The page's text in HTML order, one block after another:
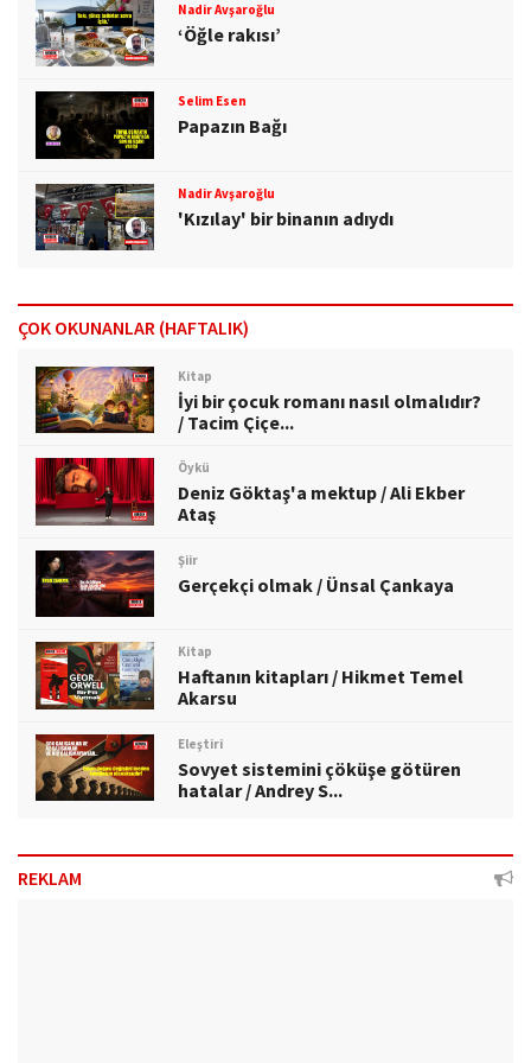
Nadir Avşaroğlu
‘Öğle rakısı’
Selim Esen
Papazın Bağı
Nadir Avşaroğlu
'Kızılay' bir binanın adıydı
ÇOK OKUNANLAR (HAFTALIK)
Kitap
İyi bir çocuk romanı nasıl olmalıdır?
/ Tacim Çiçe...
Öykü
Deniz Göktaş'a mektup / Ali Ekber
Ataş
Şiir
Gerçekçi olmak / Ünsal Çankaya
Kitap
Haftanın kitapları / Hikmet Temel
Akarsu
Eleştiri
Sovyet sistemini çöküşe götüren
hatalar / Andrey S...
REKLAM